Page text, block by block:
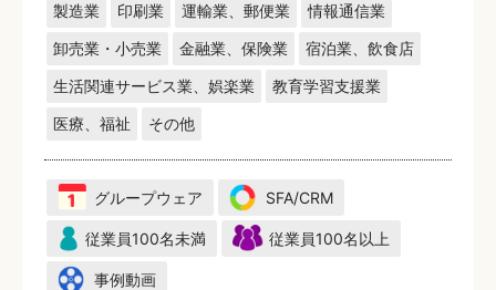
製造業 印刷業 運輸業、郵便業
情報通信業
卸売業・小売業
金融業、保険業
宿泊業、飲食店
生活関連サービス業、娯楽業
教育学習支援業
医療、福祉
その他
グループウェア SFA/CRM
従業員100名未満 従業員100名以上
事例動画